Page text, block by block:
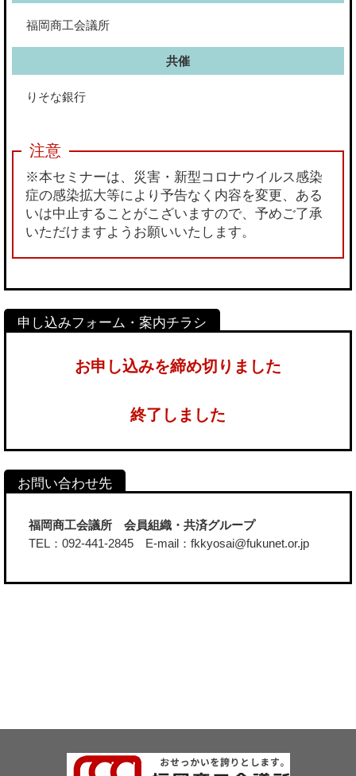
福岡商工会議所
共催
りそな銀行
※本セミナーは、災害・新型コロナウイルス感染
症の感染拡大等により予告なく内容を変更、ある
いは中止することがこざいますので、予めご了承
いただけますようお願いいたします。
お申し込みを締め切りました
終了しました
福岡商工会議所 会員組織・共済グループ
TEL：092-441-2845 E-mail：fkkyosai@fukunet.or.jp